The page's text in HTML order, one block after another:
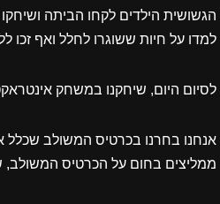
הגשושית הילדים לקחו הביתה
למדו על חיות ששוגרו לחלל ואף זכו
לסיום היום, שיחקנו במשחק
אנחנו בחרנו בכרטיס המשולב שכלל
ממליצים בחום על הכרטיס המשולב,